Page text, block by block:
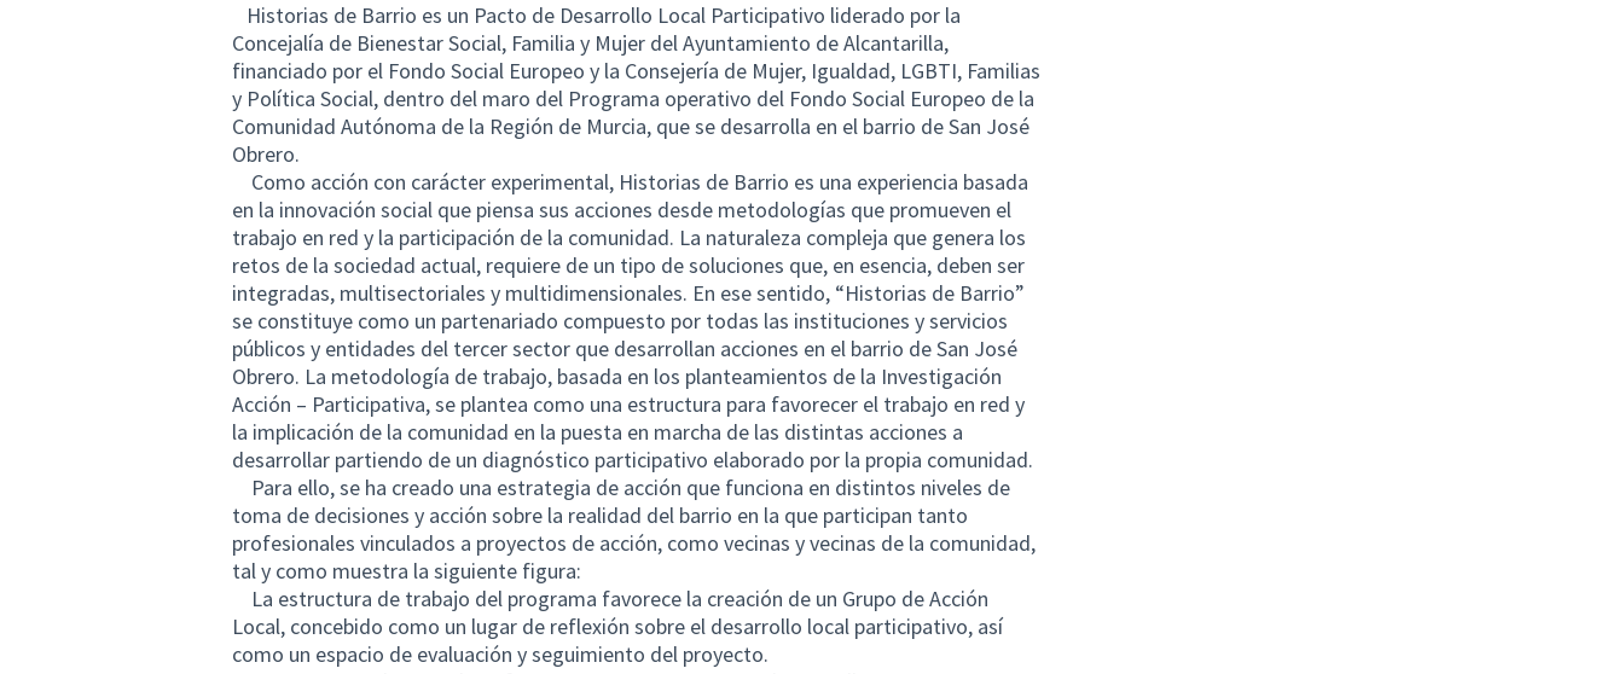
Historias de Barrio es un Pacto de Desarrollo Local Participativo liderado por la
Concejalía de Bienestar Social, Familia y Mujer del Ayuntamiento de Alcantarilla,
financiado por el Fondo Social Europeo y la Consejería de Mujer, Igualdad, LGBTI, Familias
y Política Social, dentro del maro del Programa operativo del Fondo Social Europeo de la
Comunidad Autónoma de la Región de Murcia, que se desarrolla en el barrio de San José
Obrero.
Como acción con carácter experimental, Historias de Barrio es una experiencia basada
en la innovación social que piensa sus acciones desde metodologías que promueven el
trabajo en red y la participación de la comunidad. La naturaleza compleja que genera los
retos de la sociedad actual, requiere de un tipo de soluciones que, en esencia, deben ser
integradas, multisectoriales y multidimensionales. En ese sentido, “Historias de Barrio”
se constituye como un partenariado compuesto por todas las instituciones y servicios
públicos y entidades del tercer sector que desarrollan acciones en el barrio de San José
Obrero. La metodología de trabajo, basada en los planteamientos de la Investigación
Acción – Participativa, se plantea como una estructura para favorecer el trabajo en red y
la implicación de la comunidad en la puesta en marcha de las distintas acciones a
desarrollar partiendo de un diagnóstico participativo elaborado por la propia comunidad.
Para ello, se ha creado una estrategia de acción que funciona en distintos niveles de
toma de decisiones y acción sobre la realidad del barrio en la que participan tanto
profesionales vinculados a proyectos de acción, como vecinas y vecinas de la comunidad,
tal y como muestra la siguiente figura:
La estructura de trabajo del programa favorece la creación de un Grupo de Acción
Local, concebido como un lugar de reflexión sobre el desarrollo local participativo, así
como un espacio de evaluación y seguimiento del proyecto.